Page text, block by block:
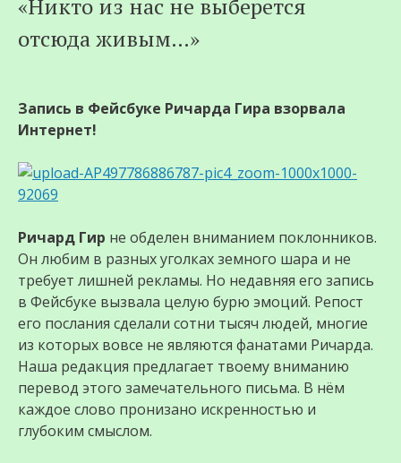
«Никто из нас не выберется
отсюда живым…»
Запись в Фейсбуке Ричарда Гира взорвала
Интернет!
Ричард Гир не обделен вниманием поклонников.
Он любим в разных уголках земного шара и не
требует лишней рекламы. Но недавняя его запись
в Фейсбуке вызвала целую бурю эмоций. Репост
его послания сделали сотни тысяч людей, многие
из которых вовсе не являются фанатами Ричарда.
Наша редакция предлагает твоему вниманию
перевод этого замечательного письма. В нём
каждое слово пронизано искренностью и
глубоким смыслом.